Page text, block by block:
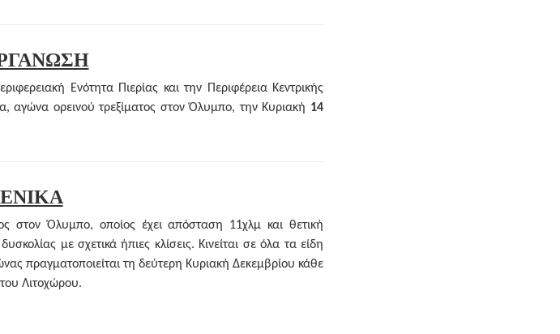
Ενότητα Πιερίας και την Περιφέρεια Κεντρικής
ορεινού τρεξίματος στον Όλυμπο, την Κυριακή 14
στον Όλυμπο, οποίος έχει απόσταση 11χλμ και θετική
με σχετικά ήπιες κλίσεις. Κινείται σε όλα τα είδη
πραγματοποιείται τη δεύτερη Κυριακή Δεκεμβρίου κάθε
Λιτοχώρου.